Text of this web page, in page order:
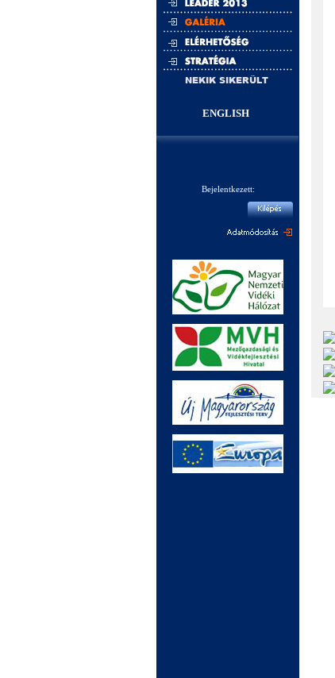
NEKIK SIKERÜLT
ENGLISH
Bejelentkezett: